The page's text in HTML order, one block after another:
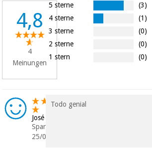
4,8
4
Meinungen
5 sterne
(3)
4 sterne
(1)
3 sterne
(0)
2 sterne
(0)
1 stern
(0)
José
Spanien
25/01/2024
Todo genial